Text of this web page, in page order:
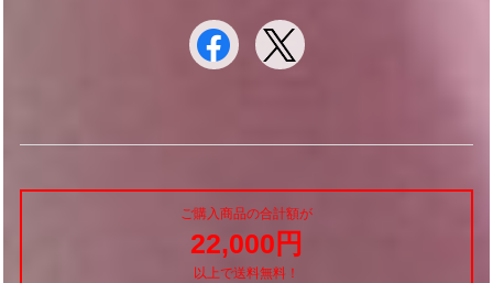
ご購入商品の合計額が
22,000円
以上で送料無料！